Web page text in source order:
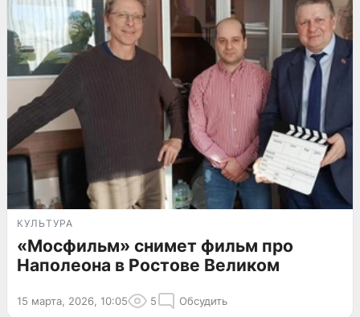
КУЛЬТУРА
«Мосфильм» снимет фильм про
Наполеона в Ростове Великом
15 марта, 2026, 10:05 5 Обсудить